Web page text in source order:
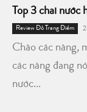
Top 3 chai
Review Đồ Trang Điểm
Chào các nàng,
các nàng đang
nước...